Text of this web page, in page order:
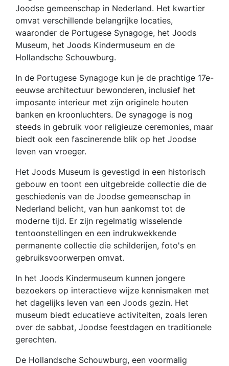
Joodse gemeenschap in Nederland. Het kwartier
omvat verschillende belangrijke locaties,
waaronder de Portugese Synagoge, het Joods
Museum, het Joods Kindermuseum en de
Hollandsche Schouwburg.
In de Portugese Synagoge kun je de prachtige 17e-
eeuwse architectuur bewonderen, inclusief het
imposante interieur met zijn originele houten
banken en kroonluchters. De synagoge is nog
steeds in gebruik voor religieuze ceremonies, maar
biedt ook een fascinerende blik op het Joodse
leven van vroeger.
Het Joods Museum is gevestigd in een historisch
gebouw en toont een uitgebreide collectie die de
geschiedenis van de Joodse gemeenschap in
Nederland belicht, van hun aankomst tot de
moderne tijd. Er zijn regelmatig wisselende
tentoonstellingen en een indrukwekkende
permanente collectie die schilderijen, foto's en
gebruiksvoorwerpen omvat.
In het Joods Kindermuseum kunnen jongere
bezoekers op interactieve wijze kennismaken met
het dagelijks leven van een Joods gezin. Het
museum biedt educatieve activiteiten, zoals leren
over de sabbat, Joodse feestdagen en traditionele
gerechten.
De Hollandsche Schouwburg, een voormalig